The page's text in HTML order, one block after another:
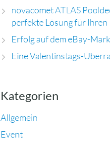
novacomet ATLAS
perfekte Lösung für Ihren
Erfolg auf dem eBay-
Eine Valentinstags-
Kategorien
Allgemein
Event